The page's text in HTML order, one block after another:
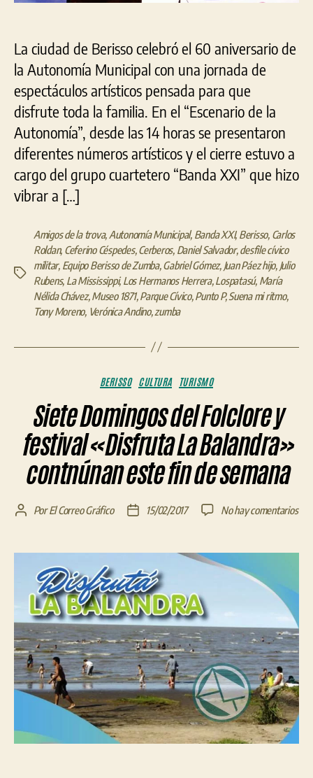
Berisso
La ciudad de Berisso celebró el 60 aniversario de
la Autonomía Municipal con una jornada de
espectáculos artísticos pensada para que
disfrute toda la familia. En el “Escenario de la
Autonomía”, desde las 14 horas se presentaron
diferentes números artísticos y el cierre estuvo a
cargo del grupo cuartetero “Banda XXI” que hizo
vibrar a […]
Etiquetas
Amigos de la trova, Autonomía Municipal, Banda XXI, Berisso, Carlos
Roldan, Ceferino Céspedes, Cerberos, Daniel Salvador, desfile cívico
militar, Equipo Berisso de Zumba, Gabriel Gómez, Juan Páez hijo, Julio
Rubens, La Mississippi, Los Hermanos Herrera, Lospatasú, María
Nélida Chávez, Museo 1871, Parque Cívico, Punto P, Suena mi ritmo,
Tony Moreno, Verónica Andino, zumba
Categorías
BERISSO CULTURA TURISMO
Siete Domingos del Folclore y
festival «Disfruta La Balandra»
contnúnan este fin de semana
Autor
entrada
PorEl Correo Gráfico
Fecha
entrada
15/02/2017 No hay comentariosen
del
La
fin
de